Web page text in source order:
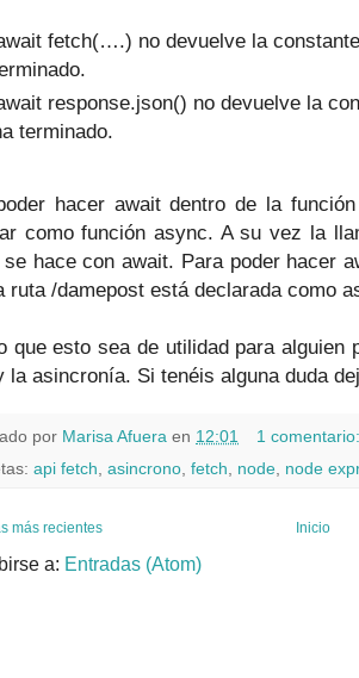
fetch(….) no devuelve la
response.json() no devuelve la
terminado.
hacer await dentro de la
como función async. A su vez la
hace con await. Para poder hacer
ruta /damepost está declarada como
que esto sea de utilidad para alguien
la asincronía. Si tenéis alguna duda
por Marisa Afuera en 12:01
1
api fetch asincrono fetch node node
más recientes Inicio
a: Entradas (Atom)